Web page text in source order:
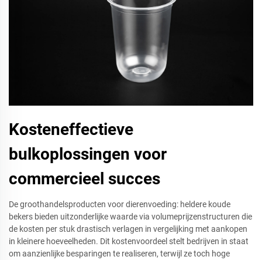
Kosteneffectieve
bulkoplossingen voor
commercieel succes
De groothandelsproducten voor dierenvoeding: heldere koude
bekers bieden uitzonderlijke waarde via volumeprijzenstructuren die
de kosten per stuk drastisch verlagen in vergelijking met aankopen
in kleinere hoeveelheden. Dit kostenvoordeel stelt bedrijven in staat
om aanzienlijke besparingen te realiseren, terwijl ze toch hoge